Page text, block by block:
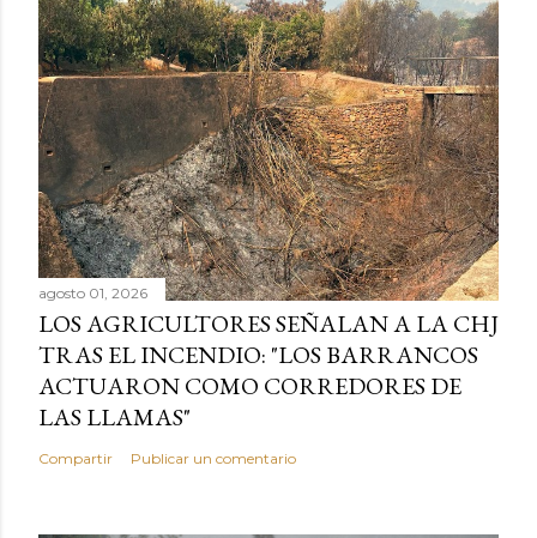
agosto 01, 2026
LOS AGRICULTORES SEÑALAN A LA CHJ
TRAS EL INCENDIO: "LOS BARRANCOS
ACTUARON COMO CORREDORES DE
LAS LLAMAS"
Compartir Publicar un comentario